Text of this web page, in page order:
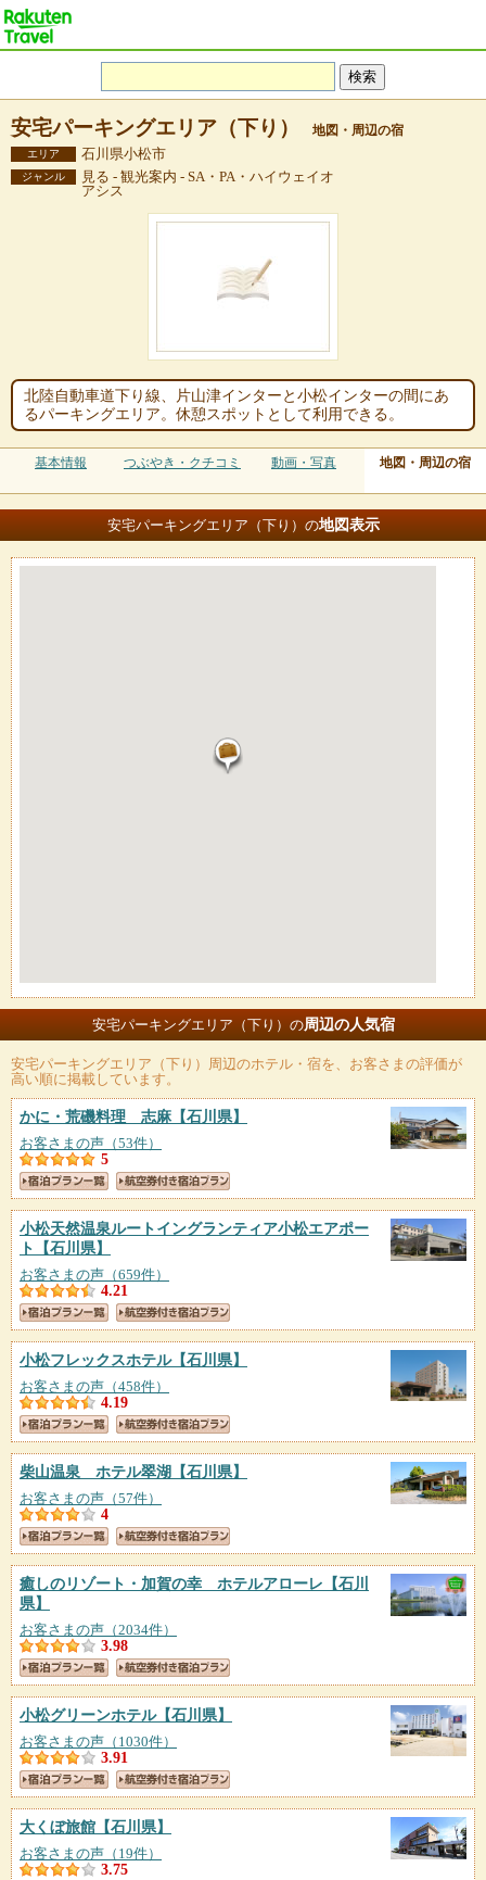
安宅パーキングエリア（下り） 地図・周辺の宿
エリア 石川県小松市
ジャンル
見る - 観光案内 - SA・PA・ハイウェイオ
アシス
北陸自動車道下り線、片山津インターと小松インターの間にあ
るパーキングエリア。休憩スポットとして利用できる。
基本情報 つぶやき・クチコミ 動画・写真 地図・周辺の宿
安宅パーキングエリア（下り）の地図表示
安宅パーキングエリア（下り）の周辺の人気宿
安宅パーキングエリア（下り） 周辺のホテル・宿を、お客さまの評価が
高い順に掲載しています。
かに・荒磯料理 志麻【石川県】
お客さまの声（53件）
5
小松天然温泉ルートイングランティア小松エアポー
ト
【石川県】
お客さまの声（659件）
4.21
小松フレックスホテル【石川県】
お客さまの声（458件）
4.19
柴山温泉 ホテル翠湖 【石川県】
お客さまの声（57件）
4
癒しのリゾート・加賀の幸 ホテルアローレ 【石川
県】
お客さまの声（2034件）
3.98
小松グリーンホテル【石川県】
お客さまの声（1030件）
3.91
大くぼ旅館 【石川県】
お客さまの声（19件）
3.75